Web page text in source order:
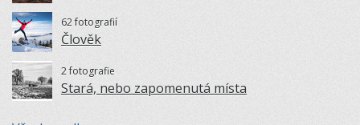
62 fotografií
Člověk
2 fotografie
Stará, nebo zapomenutá místa